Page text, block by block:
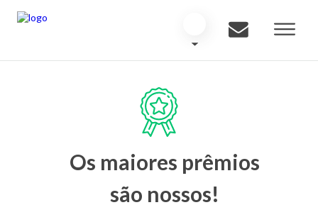
Os maiores prêmios
são nossos!